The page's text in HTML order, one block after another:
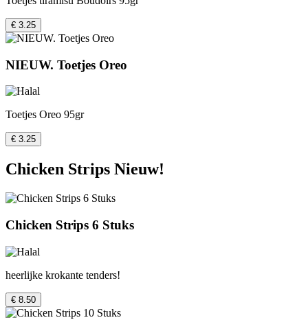
€ 3.25
NIEUW. Toetjes Oreo
Toetjes Oreo 95gr
€ 3.25
Chicken Strips Nieuw!
Chicken Strips 6 Stuks
heerlijke krokante tenders!
€ 8.50